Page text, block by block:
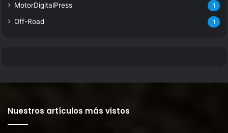
MotorDigitalPress 1
Off-Road 1
Nuestros artículos más vistos